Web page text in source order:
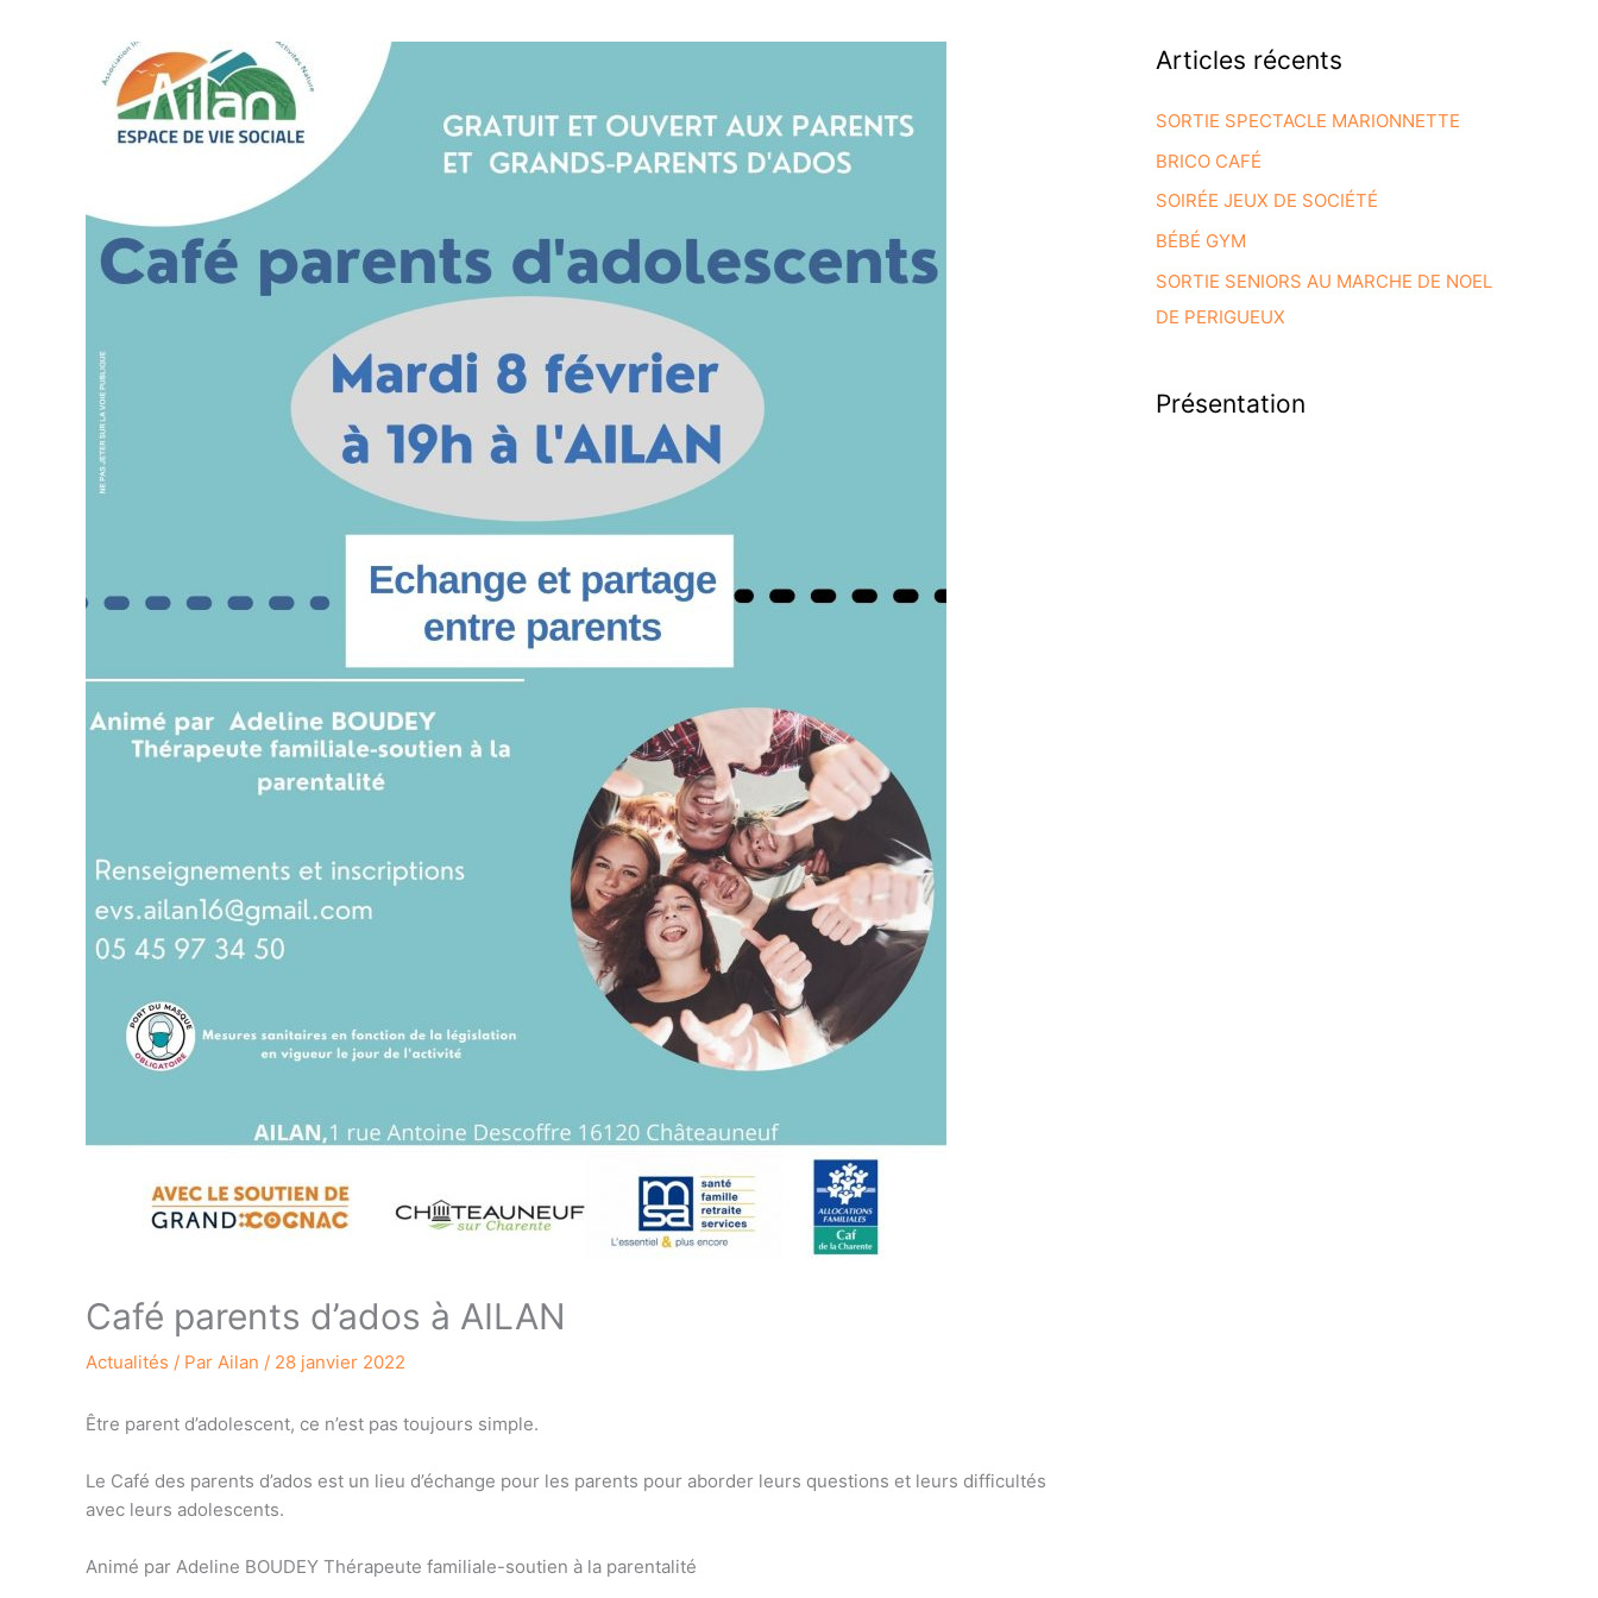
Café parents d’ados à AILAN
Actualités / Par Ailan / 28 janvier 2022
Être parent d’adolescent, ce n’est pas toujours simple.
Le Café des parents d’ados est un lieu d’échange pour les parents pour aborder leurs questions et leurs difficultés
avec leurs adolescents.
Animé par Adeline BOUDEY Thérapeute familiale-soutien à la parentalité
Articles récents
SORTIE SPECTACLE MARIONNETTE
BRICO CAFÉ
SOIRÉE JEUX DE SOCIÉTÉ
BÉBÉ GYM
SORTIE SENIORS AU MARCHE DE NOEL
DE PERIGUEUX
Présentation